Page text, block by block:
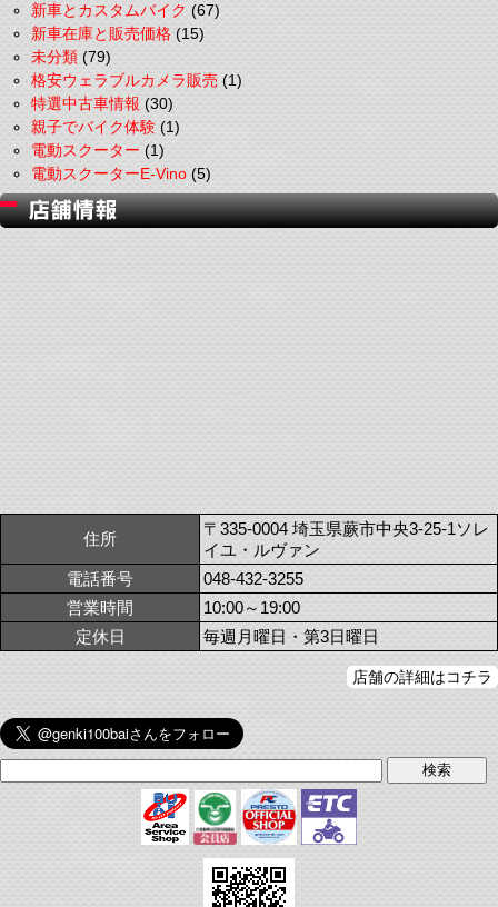
新車とカスタムバイク(67)
新車在庫と販売価格(15)
未分類(79)
格安ウェラブルカメラ販売(1)
特選中古車情報(30)
親子でバイク体験(1)
電動スクーター(1)
電動スクーターE-Vino(5)
住所
〒335-0004 埼玉県蕨市中央3-25-1ソレ
イユ・ルヴァン
電話番号
048-432-3255
営業時間
10:00～19:00
定休日
毎週月曜日・第3日曜日
店舗の詳細はコチラ